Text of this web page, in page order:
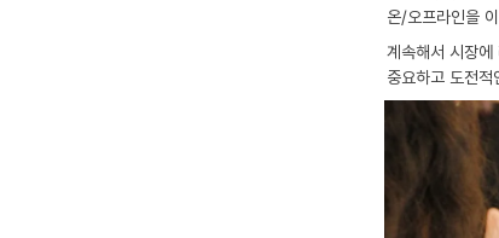
온/오프라인을
계속해서 시장
중요하고 도전